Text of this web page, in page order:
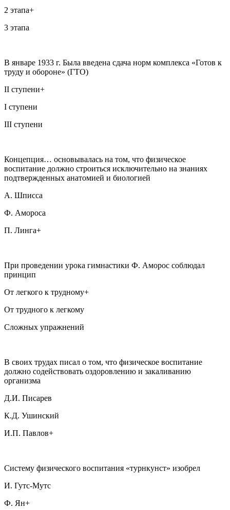
2 этапа+
3 этапа
В январе 1933 г. Была введена сдача норм комплекса «Готов к
труду и обороне» (ГТО)
II ступени+
I ступени
III ступени
Концепция… основывалась на том, что физическое
воспитание должно строиться исключительно на знаниях
подтвержденных анатомией и биологией
А. Шписса
Ф. Амороса
П. Линга+
При проведении урока гимнастики Ф. Аморос соблюдал
принцип
От легкого к трудному+
От трудного к легкому
Сложных упражнений
В своих трудах писал о том, что физическое воспитание
должно содействовать оздоровлению и закаливанию
организма
Д.И. Писарев
К.Д. Ушинский
И.П. Павлов+
Систему физического воспитания «турнкунст» изобрел
И. Гутс-Мутс
Ф. Ян+